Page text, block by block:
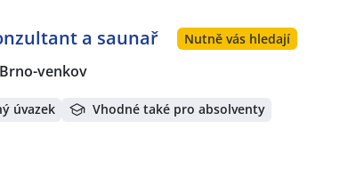
a saunař Nutně vás hledají
venkov
úvazek Vhodné také pro absolventy